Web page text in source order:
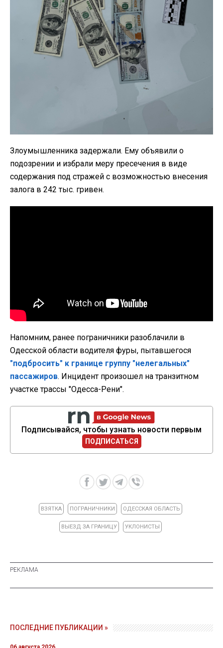
Злоумышленника задержали. Ему объявили о
подозрении и избрали меру пресечения в виде
содержания под стражей с возможностью внесения
залога в 242 тыс. гривен.
Напомним, ранее пограничники разоблачили в
Одесской области водителя фуры, пытавшегося
"подбросить" к границе группу "нелегальных"
пассажиров. Инцидент произошел на транзитном
участке трассы "Одесса-Рени".
Подписывайся, чтобы узнать новости первым
ПОДПИСАТЬСЯ
ВЗЯТКА ПОГРАНИЧНИКИ ОДЕССКАЯ ОБЛАСТЬ
ВЫЕЗД ЗА ГРАНИЦУ УКЛОНИСТЫ
ПОСЛЕДНИЕ ПУБЛИКАЦИИ »